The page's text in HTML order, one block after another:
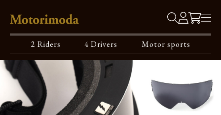
2 Riders 4 Drivers Motor sports